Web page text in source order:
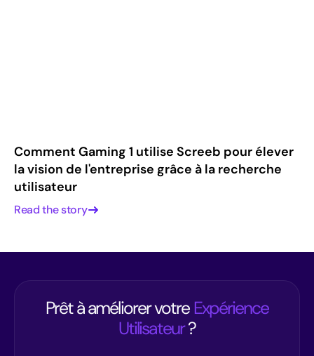
Comment Gaming 1 utilise Screeb pour élever
la vision de l'entreprise grâce à la recherche
utilisateur
Read the story
Prêt à améliorer votreExpérience
Utilisateur?